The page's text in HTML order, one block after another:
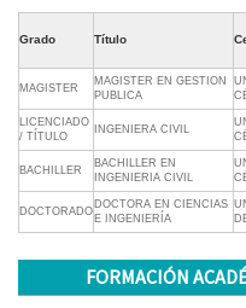
Grado Título
MAGISTER
MAGISTER EN GESTION
PUBLICA
LICENCIADO
/ TÍTULO
INGENIERA CIVIL
BACHILLER
BACHILLER EN
INGENIERIA CIVIL
DOCTORADO
DOCTORA EN CIENCIAS
E INGENIERÍA
FORMACIÓN